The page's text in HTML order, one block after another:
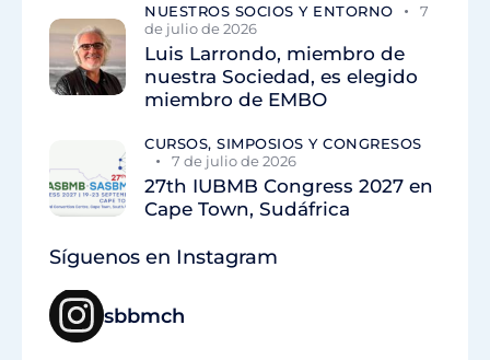
NUESTROS SOCIOS Y ENTORNO
7
de julio de 2026
Luis Larrondo, miembro de
nuestra Sociedad, es elegido
miembro de EMBO
CURSOS, SIMPOSIOS Y CONGRESOS
7 de julio de 2026
27th IUBMB Congress 2027 en
Cape Town, Sudáfrica
Síguenos en Instagram
sbbmch